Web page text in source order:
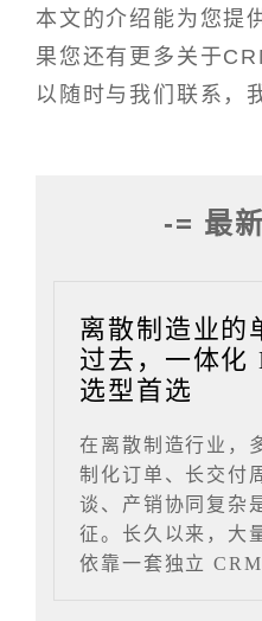
本文的介绍能为您提
果您还有更多关于
以随时与我们联系，
-= 最
离散制造业的
过去，一体化
选型首选
在离散制造行业，
制化订单、长交付
谈、产销协同复杂
征。长久以来，大
依靠一套独立